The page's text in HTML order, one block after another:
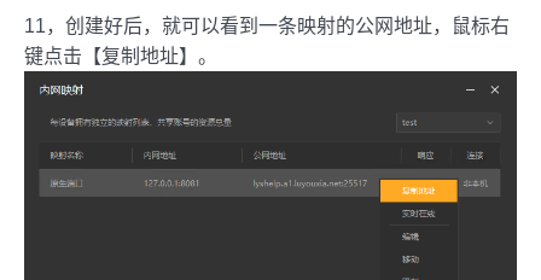
11，创建好后，就可以看到一条映射的公网地址，鼠标右
键点击【复制地址】。